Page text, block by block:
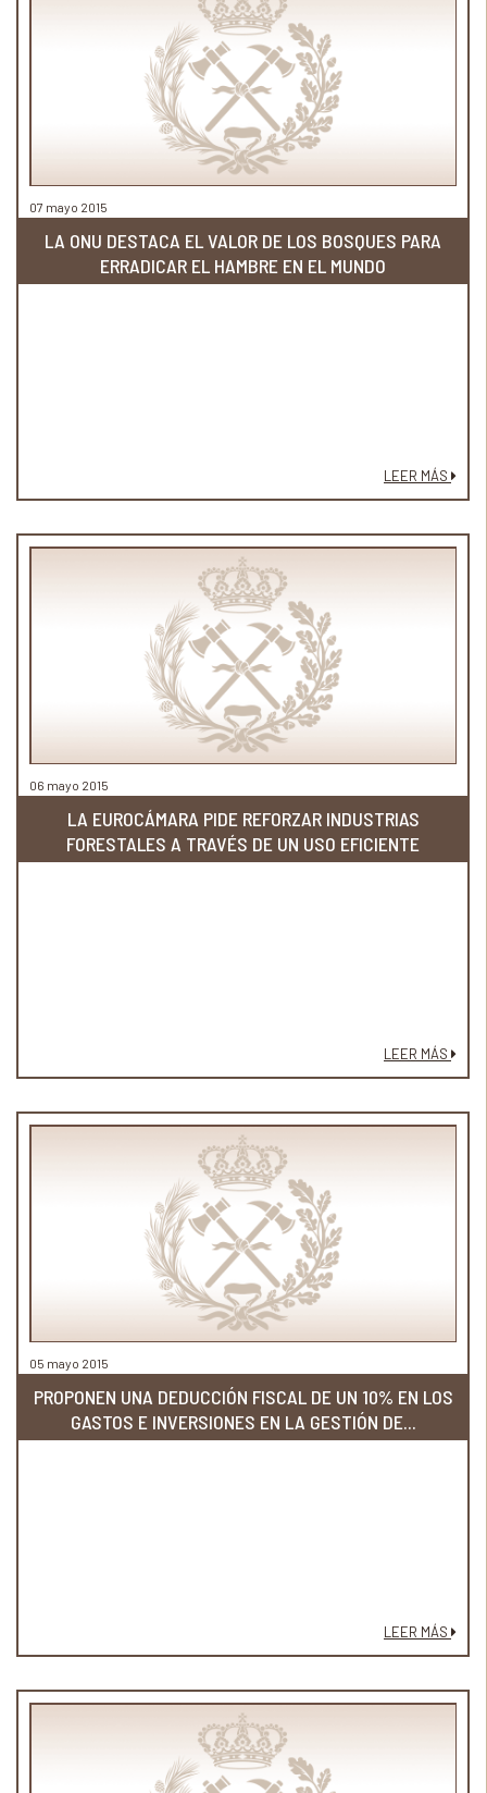
07 mayo 2015
LA ONU DESTACA EL VALOR DE LOS BOSQUES PARA
ERRADICAR EL HAMBRE EN EL MUNDO
LEER MÁS
06 mayo 2015
LA EUROCÁMARA PIDE REFORZAR INDUSTRIAS
FORESTALES A TRAVÉS DE UN USO EFICIENTE
LEER MÁS
05 mayo 2015
PROPONEN UNA DEDUCCIÓN FISCAL DE UN 10% EN LOS
GASTOS E INVERSIONES EN LA GESTIÓN DE...
LEER MÁS